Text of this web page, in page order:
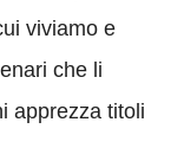
viviamo e
che li
apprezza titoli